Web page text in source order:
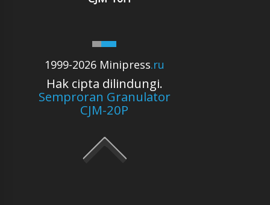
1999-2026 Minipress.ru
Hak cipta dilindungi.
Semproran Granulator
CJM-20P